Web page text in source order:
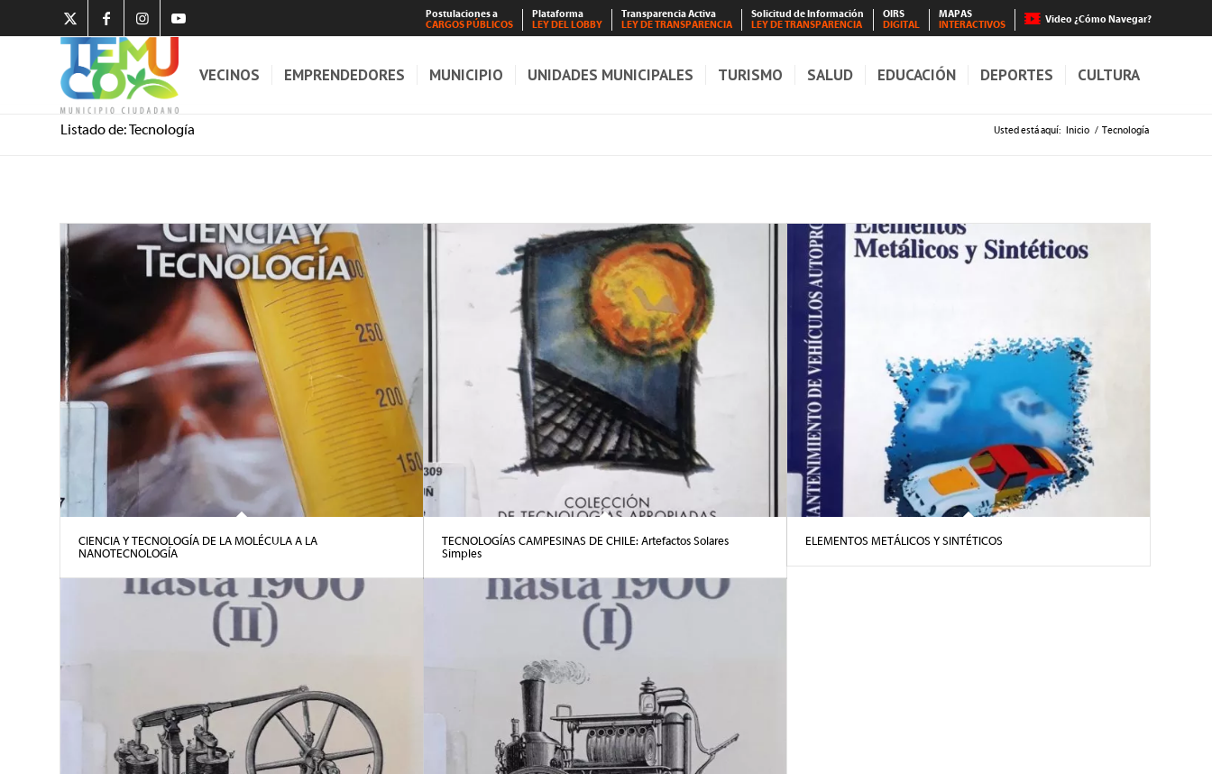
Postulaciones a
CARGOS PÚBLICOS
Plataforma
LEY DEL LOBBY
Transparencia Activa
LEY DE TRANSPARENCIA
Solicitud de Información
LEY DE TRANSPARENCIA
OIRS
DIGITAL
MAPAS
INTERACTIVOS
Video ¿Cómo Navegar?
VECINOS EMPRENDEDORES MUNICIPIO UNIDADES MUNICIPALES TURISMO SALUD EDUCACIÓN DEPORTES CULTURA
Listado de: Tecnología Usted está aquí: Inicio / Tecnología
CIENCIA Y TECNOLOGÍA DE LA MOLÉCULA A LA
NANOTECNOLOGÍA
TECNOLOGÍAS CAMPESINAS DE CHILE: Artefactos Solares
Simples
ELEMENTOS METÁLICOS Y SINTÉTICOS